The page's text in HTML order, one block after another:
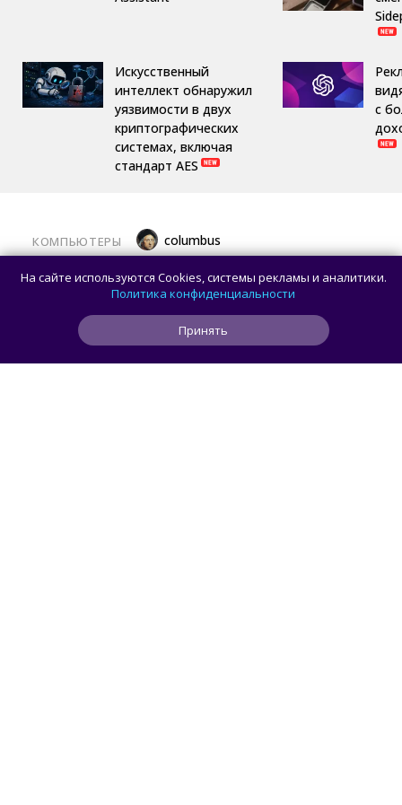
Искусственный
интеллект обнаружил
уязвимости в двух
криптографических
системах, включая
стандарт AES
с
КОМПЬЮТЕРЫ columbus
Какой ПК собрать в августе 2026 года:
лучшие игровые сборки от 59 100 рублей
На сайте используются Cookies, системы рекламы и аналитики.
Политика конфиденциальности
Принять